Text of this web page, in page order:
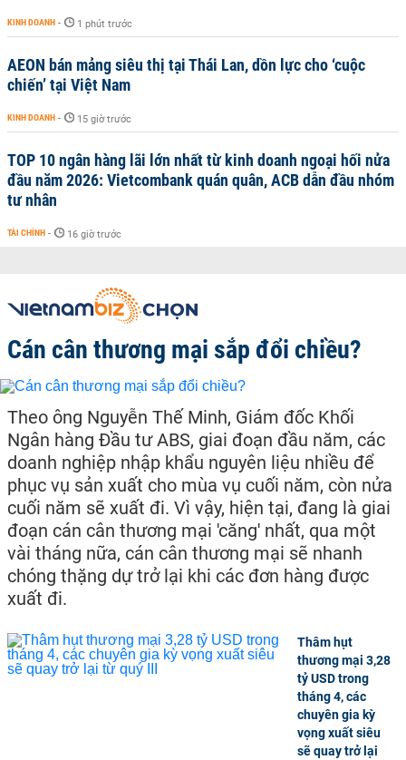
KINH DOANH - 1 phút trước
AEON bán mảng siêu thị tại Thái Lan, dồn lực cho ‘cuộc
chiến’ tại Việt Nam
KINH DOANH - 15 giờ trước
TOP 10 ngân hàng lãi lớn nhất từ kinh doanh ngoại hối nửa
đầu năm 2026: Vietcombank quán quân, ACB dẫn đầu nhóm
tư nhân
TÀI CHÍNH - 16 giờ trước
Cán cân thương mại sắp đổi chiều?
Theo ông Nguyễn Thế Minh, Giám đốc Khối
Ngân hàng Đầu tư ABS, giai đoạn đầu năm, các
doanh nghiệp nhập khẩu nguyên liệu nhiều để
phục vụ sản xuất cho mùa vụ cuối năm, còn nửa
cuối năm sẽ xuất đi. Vì vậy, hiện tại, đang là giai
đoạn cán cân thương mại 'căng' nhất, qua một
vài tháng nữa, cán cân thương mại sẽ nhanh
chóng thặng dự trở lại khi các đơn hàng được
xuất đi.
Thâm hụt
thương mại 3,28
tỷ USD trong
tháng 4, các
chuyên gia kỳ
vọng xuất siêu
sẽ quay trở lại